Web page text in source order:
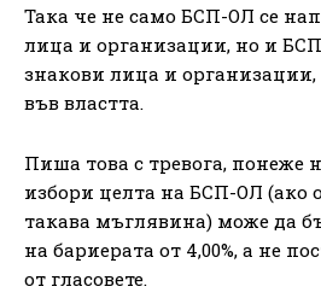
Така че не само БСП-ОЛ се
лица и организации, но и
знакови лица и организации,
във властта.
Пиша това с тревога, понеже
избори целта на БСП-ОЛ (ако
такава мъглявина) може да
на бариерата от 4,00%, а не
от гласовете.